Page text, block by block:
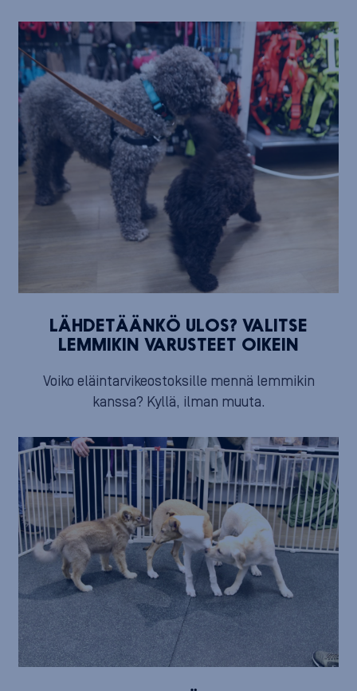
LÄHDETÄÄNKÖ ULOS? VALITSE
LEMMIKIN VARUSTEET OIKEIN
Voiko eläintarvikeostoksille mennä lemmikin
kanssa? Kyllä, ilman muuta.